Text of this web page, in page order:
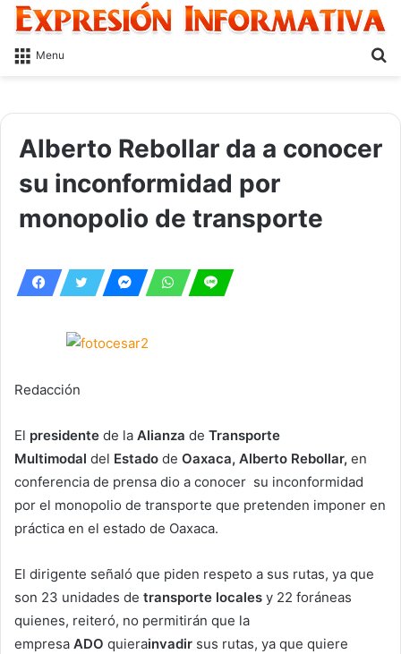
Menu
Alberto Rebollar da a conocer
su inconformidad por
monopolio de transporte
Redacción
El presidente de la Alianza de Transporte
Multimodal del Estado de Oaxaca, Alberto Rebollar, en
conferencia de prensa dio a conocer su inconformidad
por el monopolio de transporte que pretenden imponer en
práctica en el estado de Oaxaca.
El dirigente señaló que piden respeto a sus rutas, ya que
son 23 unidades de transporte locales y 22 foráneas
quienes, reiteró, no permitirán que la
empresa ADO quierainvadir sus rutas, ya que quiere